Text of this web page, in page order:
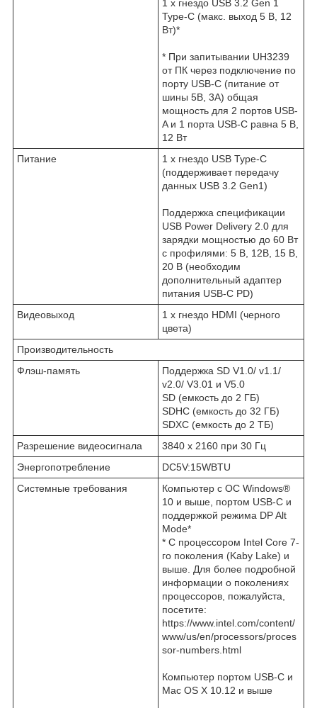
1 x гнездо USB 3.2 Gen 1
Type-C (макс. выход 5 В, 12
Вт)*
* При запитывании UH3239
от ПК через подключение по
порту USB-C (питание от
шины 5В, 3A) общая
мощность для 2 портов USB-
A и 1 порта USB-C равна 5 В,
12 Вт
Питание
1 x гнездо USB Type-C
(поддерживает передачу
данных USB 3.2 Gen1)
Поддержка спецификации
USB Power Delivery 2.0 для
зарядки мощностью до 60 Вт
с профилями: 5 В, 12В, 15 В,
20 В (необходим
дополнительный адаптер
питания USB-C PD)
Видеовыход
1 x гнездо HDMI (черного
цвета)
Производительность
Флэш-память
Поддержка SD V1.0/ v1.1/
v2.0/ V3.01 и V5.0
SD (емкость до 2 ГБ)
SDHC (емкость до 32 ГБ)
SDXC (емкость до 2 ТБ)
Разрешение видеосигнала
3840 x 2160 при 30 Гц
Энергопотребление
DC5V:15WBTU
Системные требования
Компьютер с ОС Windows®
10 и выше, портом USB-C и
поддержкой режима DP Alt
Mode*
* С процессором Intel Core 7-
го поколения (Kaby Lake) и
выше. Для более подробной
информации о поколениях
процессоров, пожалуйста,
посетите:
https://www.intel.com/content/
www/us/en/processors/proces
sor-numbers.html
Компьютер портом USB-C и
Mac OS X 10.12 и выше